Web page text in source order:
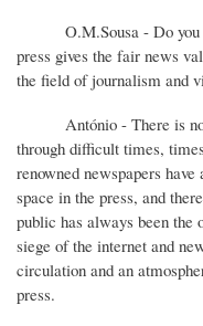
O.M.Sousa - Do you
press gives the fair news
the field of journalism and
António - There is no
through difficult times,
renowned newspapers
space in the press, and
public has always been the
siege of the internet and
circulation and an
press.